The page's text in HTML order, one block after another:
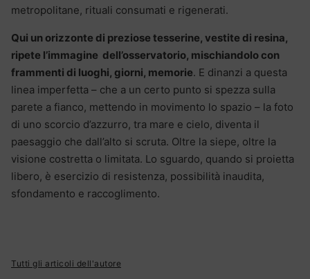
metropolitane, rituali consumati e rigenerati.
Qui un orizzonte di preziose tesserine, vestite di resina,
ripete l’immagine dell’osservatorio, mischiandolo con
frammenti di luoghi, giorni, memorie. E dinanzi a questa
linea imperfetta – che a un certo punto si spezza sulla
parete a fianco, mettendo in movimento lo spazio – la foto
di uno scorcio d’azzurro, tra mare e cielo, diventa il
paesaggio che dall’alto si scruta. Oltre la siepe, oltre la
visione costretta o limitata. Lo sguardo, quando si proietta
libero, è esercizio di resistenza, possibilità inaudita,
sfondamento e raccoglimento.
Tutti gli articoli dell'autore